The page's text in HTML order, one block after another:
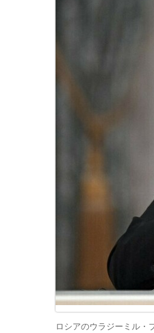
ロシアのウラジーミル・